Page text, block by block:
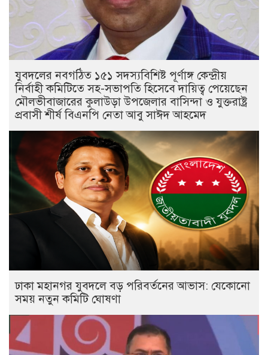
যুবদলের নবগঠিত ১৫১ সদস্যবিশিষ্ট পূর্ণাঙ্গ কেন্দ্রীয়
নির্বাহী কমিটিতে সহ-সভাপতি হিসেবে দায়িত্ব পেয়েছেন
মৌলভীবাজারের কুলাউড়া উপজেলার বাসিন্দা ও যুক্তরাষ্ট্র
প্রবাসী শীর্ষ বিএনপি নেতা আবু সাঈদ আহমেদ
ঢাকা মহানগর যুবদলে বড় পরিবর্তনের আভাস: যেকোনো
সময় নতুন কমিটি ঘোষণা